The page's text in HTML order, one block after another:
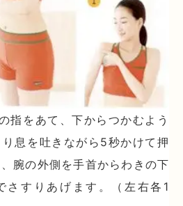
指をあて、下からつかむよう
息を吐きながら5秒かけて押
腕の外側を手首からわきの下
さすりあげます。（左右各1